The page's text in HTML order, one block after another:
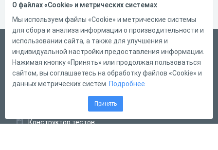
Русский
Справка
Форма обратной связи
Конструктор тестов
О файлах «Cookie» и метрических системах
Мы используем файлы «Cookie» и метрические системы
для сбора и анализа информации о производительности и
использовании сайта, а также для улучшения и
индивидуальной настройки предоставления информации.
Нажимая кнопку «Принять» или продолжая пользоваться
сайтом, вы соглашаетесь на обработку файлов «Cookie» и
данных метрических систем. Подробнее
Принять